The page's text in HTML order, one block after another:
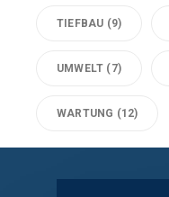
TIEFBAU (9)
UMWELT (7)
WARTUNG (12)